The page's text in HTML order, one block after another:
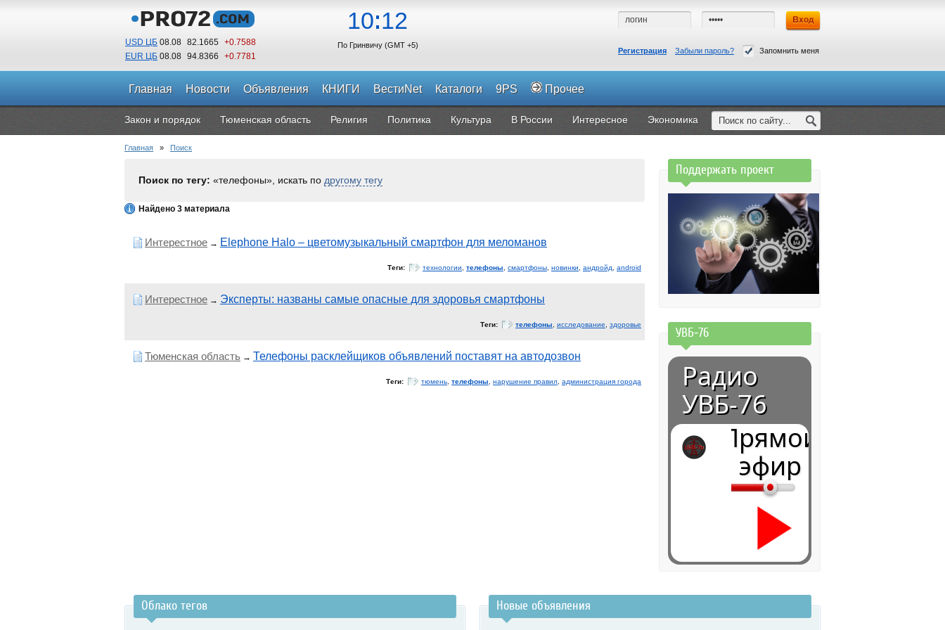
USD ЦБ 08.08 82.1665 +0.7588
EUR ЦБ 08.08 94.8366 +0.7781
10 12
По Гринвичу (GMT +5)
Регистрация Забыли пароль? Запомнить меня
Главная Новости Объявления КНИГИ ВестиNet Каталоги 9PS Прочее
Закон и порядок Тюменская область Религия Политика Культура В России Интересное Экономика
Главная » Поиск
Поиск по тегу: «телефоны», искать по другому тегу
Найдено 3 материала
Интерестное → Elephone Halo – цветомузыкальный смартфон для меломанов
Теги: технологии телефоны смартфоны новинки андройд android
Интерестное → Эксперты: названы самые опасные для здоровья смартфоны
Теги: телефоны исследование здоровье
Тюменская область → Телефоны расклейщиков объявлений поставят на автодозвон
Теги: тюмень телефоны нарушение правил администрация города
Поддержать проект
УВБ-76
Радио
УВБ-76
Прямой
эфир
Облако тегов Новые объявления